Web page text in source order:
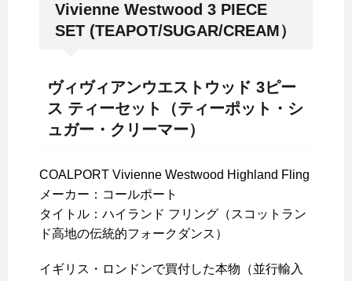
Vivienne Westwood 3 PIECE
SET (TEAPOT/SUGAR/CREAM）
ヴィヴィアンウエストウッド 3ピー
ス ティーセット（ティーポット・シ
ュガー・クリーマー）
COALPORT Vivienne Westwood Highland Fling
メーカー：コールポート
タイトル：ハイランド フリング（スコットラン
ド高地の伝統的フォークダンス）
イギリス・ロンドンで買付した本物（並行輸入